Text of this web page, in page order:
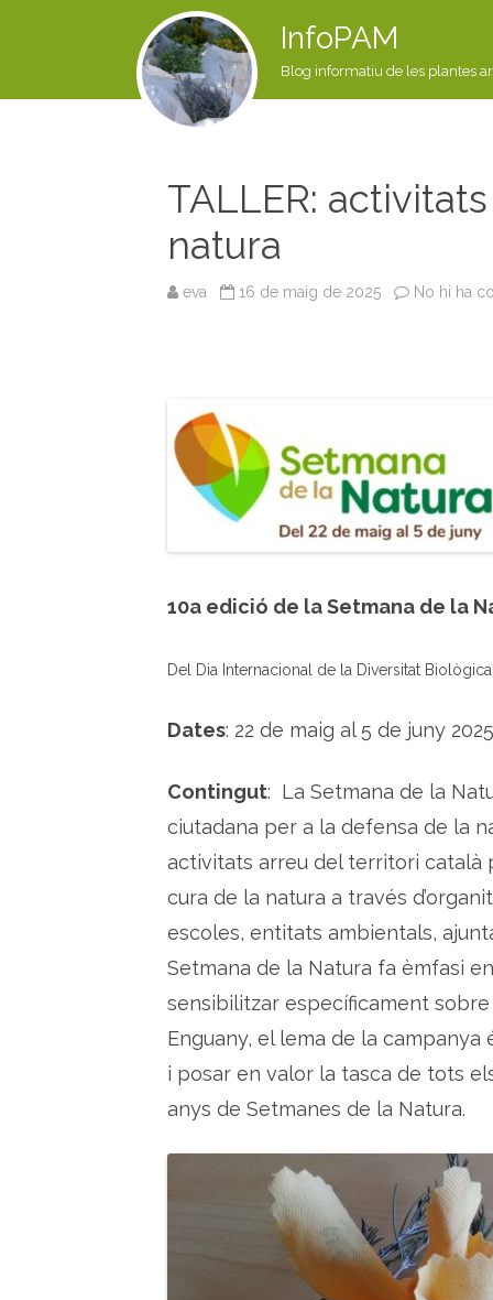
InfoPAM
Blog informatiu de les plantes
TALLER:
natura
eva 16 de maig de 2025 No hi ha
10a edició de la Setmana de la
Del Dia Internacional de la Diversitat
Dates: 22 de maig al 5 de juny 2025
Contingut: La Setmana de la
ciutadana per a la defensa de la
activitats arreu del territori català
cura de la natura a través
escoles, entitats ambientals,
Setmana de la Natura fa èmfasi
sensibilitzar específicament
Enguany, el lema de la campanya
i posar en valor la tasca de tots
anys de Setmanes de la Natura.